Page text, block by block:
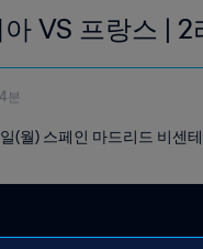
VS 프랑스 |
4분
(월) 스페인 마드리드 비센